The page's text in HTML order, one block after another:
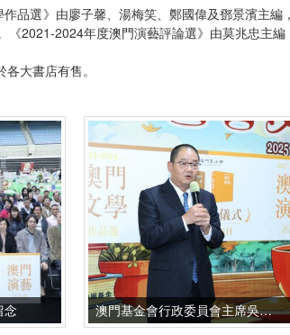
作品選》由廖子馨、湯梅笑、鄭國偉及鄧景濱主
2021-2024年度澳門演藝評論選》由莫兆忠主編
大書店有售。
念 澳門基金會行政委員會主席吳志良致辭